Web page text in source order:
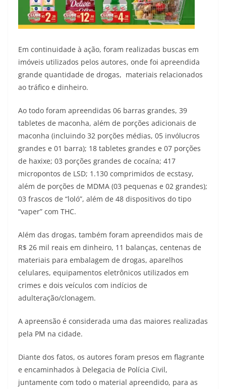
Em continuidade à ação, foram realizadas buscas em
imóveis utilizados pelos autores, onde foi apreendida
grande quantidade de drogas, materiais relacionados
ao tráfico e dinheiro.
Ao todo foram apreendidas 06 barras grandes, 39
tabletes de maconha, além de porções adicionais de
maconha (incluindo 32 porções médias, 05 invólucros
grandes e 01 barra); 18 tabletes grandes e 07 porções
de haxixe; 03 porções grandes de cocaína; 417
micropontos de LSD; 1.130 comprimidos de ecstasy,
além de porções de MDMA (03 pequenas e 02 grandes);
03 frascos de “loló”, além de 48 dispositivos do tipo
“vaper” com THC.
Além das drogas, também foram apreendidos mais de
R$ 26 mil reais em dinheiro, 11 balanças, centenas de
materiais para embalagem de drogas, aparelhos
celulares, equipamentos eletrônicos utilizados em
crimes e dois veículos com indícios de
adulteração/clonagem.
A apreensão é considerada uma das maiores realizadas
pela PM na cidade.
Diante dos fatos, os autores foram presos em flagrante
e encaminhados à Delegacia de Polícia Civil,
juntamente com todo o material apreendido, para as